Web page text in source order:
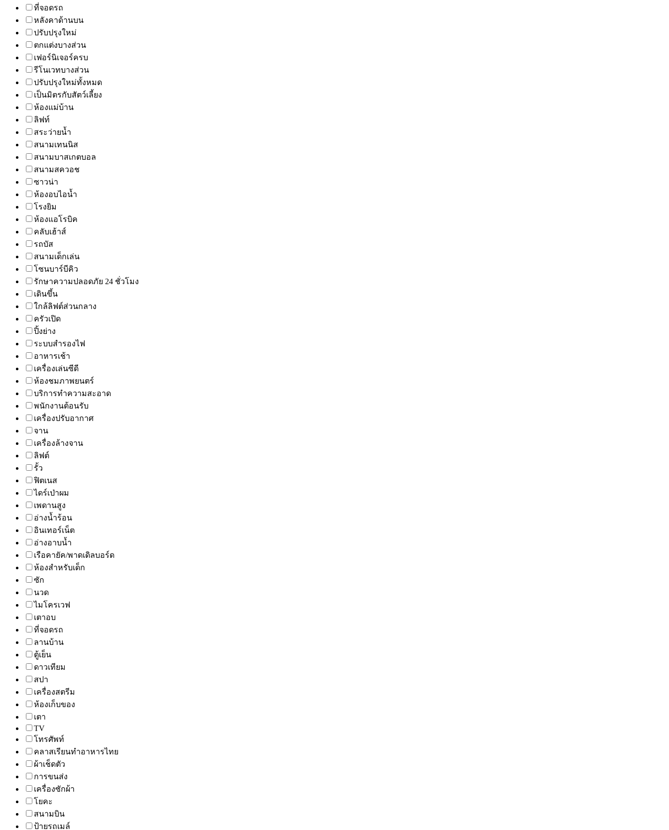
ที่จอดรถ
หลังคาด้านบน
ปรับปรุงใหม่
ตกแต่งบางส่วน
เฟอร์นิเจอร์ครบ
รีโนเวทบางส่วน
ปรับปรุงใหม่ทั้งหมด
เป็นมิตรกับสัตว์เลี้ยง
ห้องแม่บ้าน
ลิฟท์
สระว่ายน้ำ
สนามเทนนิส
สนามบาสเกตบอล
สนามสควอช
ซาวน่า
ห้องอบไอน้ำ
โรงยิม
ห้องแอโรบิค
คลับเฮ้าส์
รถบัส
สนามเด็กเล่น
โซนบาร์บีคิว
รักษาความปลอดภัย 24 ชั่วโมง
เดินขึ้น
ใกล้ลิฟต์ส่วนกลาง
ครัวเปิด
ปิ้งย่าง
ระบบสำรองไฟ
อาหารเช้า
เครื่องเล่นซีดี
ห้องชมภาพยนตร์
บริการทำความสะอาด
พนักงานต้อนรับ
เครื่องปรับอากาศ
จาน
เครื่องล้างจาน
ลิฟต์
รั้ว
ฟิตเนส
ไดร์เป่าผม
เพดานสูง
อ่างน้ำร้อน
อินเทอร์เน็ต
อ่างอาบน้ำ
เรือคายัค/พาดเดิลบอร์ด
ห้องสำหรับเด็ก
ซัก
นวด
ไมโครเวฟ
เตาอบ
ที่จอดรถ
ลานบ้าน
ตู้เย็น
ดาวเทียม
สปา
เครื่องสตรีม
ห้องเก็บของ
เตา
TV
โทรศัพท์
คลาสเรียนทำอาหารไทย
ผ้าเช็ดตัว
การขนส่ง
เครื่องซักผ้า
โยคะ
สนามบิน
ป้ายรถเมล์